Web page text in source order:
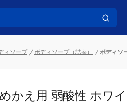
ィソープ ボディソープ（詰替） ボディソ
かえ用 弱酸性 ホワ